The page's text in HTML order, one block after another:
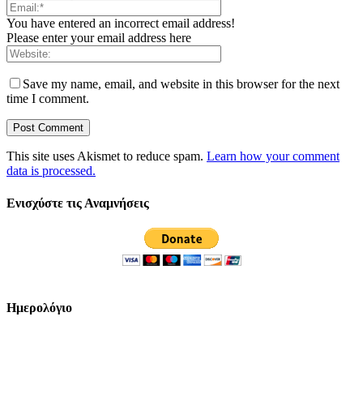
You have entered an incorrect email address!
Please enter your email address here
Save my name, email, and website in this browser for the next
time I comment.
This site uses Akismet to reduce spam. Learn how your comment
data is processed.
Ενισχύστε τις Αναμνήσεις
Ημερολόγιο